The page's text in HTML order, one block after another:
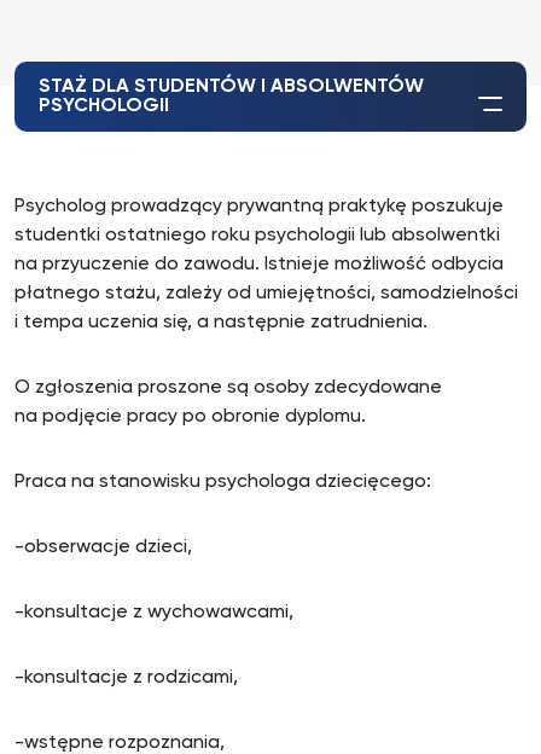
STAŻ DLA STUDENTÓW I ABSOLWENTÓW
PSYCHOLOGII
Psycholog prowadzący prywantną praktykę poszukuje
studentki ostatniego roku psychologii lub absolwentki
na przyuczenie do zawodu. Istnieje możliwość odbycia
płatnego stażu, zależy od umiejętności, samodzielności
i tempa uczenia się, a następnie zatrudnienia.
O zgłoszenia proszone są osoby zdecydowane
na podjęcie pracy po obronie dyplomu.
Praca na stanowisku psychologa dziecięcego:
-obserwacje dzieci,
-konsultacje z wychowawcami,
-konsultacje z rodzicami,
-wstępne rozpoznania,